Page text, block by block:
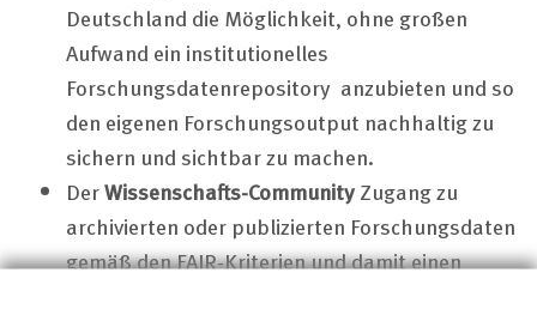
Deutschland die Möglichkeit, ohne großen
Aufwand ein institutionelles
Forschungsdatenrepository anzubieten und so
den eigenen Forschungsoutput nachhaltig zu
sichern und sichtbar zu machen.
DerWissenschafts-CommunityZugang zu
archivierten oder publizierten Forschungsdaten
gemäß denFAIR-Kriterien und damit einen